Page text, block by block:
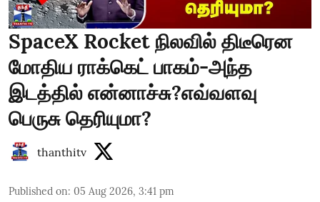
SpaceX Rocket நிலவில் திடீரென
மோதிய ராக்கெட் பாகம்-அந்த
இடத்தில் என்னாச்சு?எவ்வளவு
பெருசு தெரியுமா?
thanthitv
Published on: 05 Aug 2026, 3:41 pm